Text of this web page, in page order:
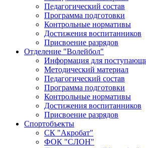
Педагогический состав
Программа подготовки
Контрольные нормативы
Достижения воспитанников
Присвоение разрядов
Отделение "Волейбол"
Информация для
Методический материал
Педагогический состав
Программа подготовки
Контрольные нормативы
Достижения воспитанников
Присвоение разрядов
Спортобъекты
СК "Акробат"
ФОК "СЛОН"